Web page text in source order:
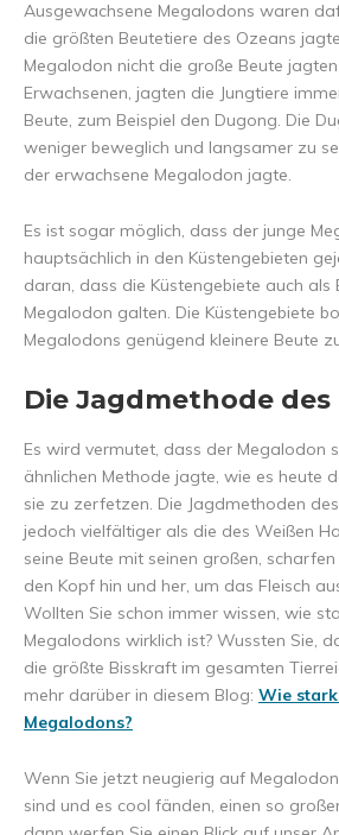
Ausgewachsene Megalodons waren
die größten Beutetiere des Ozeans
Megalodon nicht die große Beute
Erwachsenen, jagten die Jungtiere
Beute, zum Beispiel den Dugong. Die
weniger beweglich und langsamer zu
der erwachsene Megalodon jagte.
Es ist sogar möglich, dass der junge
hauptsächlich in den Küstengebieten
daran, dass die Küstengebiete auch
Megalodon galten. Die Küstengebiete
Megalodons genügend kleinere Beute
Die Jagdmethode
Es wird vermutet, dass der Megalodon
ähnlichen Methode jagte, wie es heute
sie zu zerfetzen. Die Jagdmethoden
jedoch vielfältiger als die des Weißen
seine Beute mit seinen großen,
den Kopf hin und her, um das Fleisch
Wollten Sie schon immer wissen, wie
Megalodons wirklich ist? Wussten Sie,
die größte Bisskraft im gesamten
mehr darüber in diesem Blog: Wie
Megalodons?
Wenn Sie jetzt neugierig auf
sind und es cool fänden, einen so